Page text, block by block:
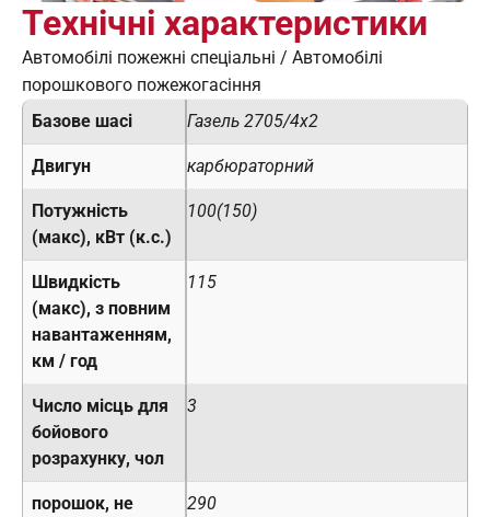
Технічні характеристики
Автомобілі пожежні спеціальні / Автомобілі
порошкового пожежогасіння
Базове шасі
Газель 2705/4х2
Двигун карбюраторний
Потужність
(макс), кВт (к.с.)
100(150)
Швидкість
(макс), з повним
навантаженням,
км / год
115
Число місць для
бойового
розрахунку, чол
3
порошок, не
290